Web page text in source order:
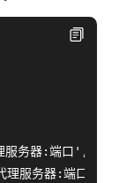
务器:端口',
服务器:端口'